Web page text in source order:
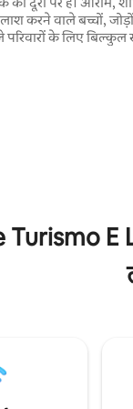
करने वाले बच्चों,
के लिए बिल्कुल
E